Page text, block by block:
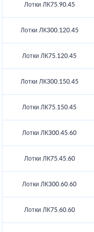
Лотки ЛК75.90.45
Лотки ЛК300.120.45
Лотки ЛК75.120.45
Лотки ЛК300.150.45
Лотки ЛК75.150.45
Лотки ЛК300.45.60
Лотки ЛК75.45.60
Лотки ЛК300.60.60
Лотки ЛК75.60.60